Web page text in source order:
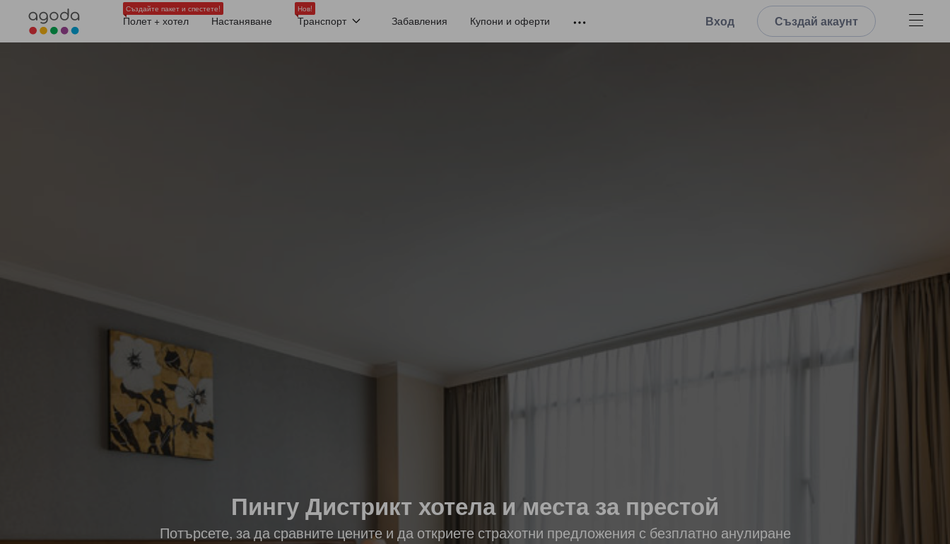
Създайте пакет и спестете!
Полет + хотел Настаняване
Нов!
Транспорт Забавления Купони и оферти Вход Създай акаунт
Пингу Дистрикт хотела и места за престой
Потърсете, за да сравните цените и да откриете страхотни предложения с безплатно анулиране